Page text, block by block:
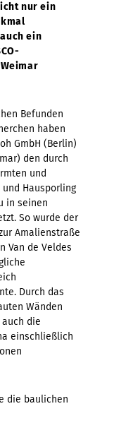
nur ein
ein
Befunden
haben
GmbH (Berlin)
den durch
und
Hausporling
in seinen
So wurde der
Amalienstraße
Van de Veldes
Durch das
Wänden
die
einschließlich
die baulichen